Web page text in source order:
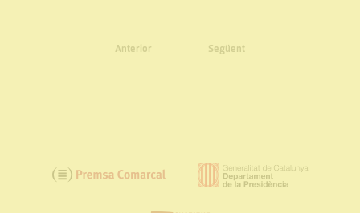
Anterior Següent